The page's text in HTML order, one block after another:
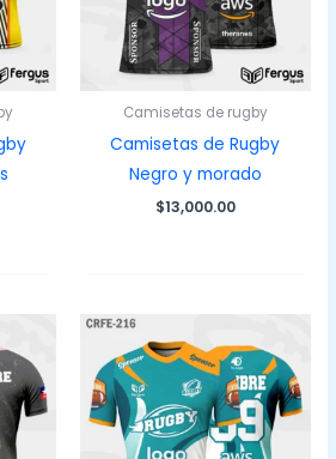
Camisetas de rugby
Camisetas de Rugby
Negro y morado
$13,000.00